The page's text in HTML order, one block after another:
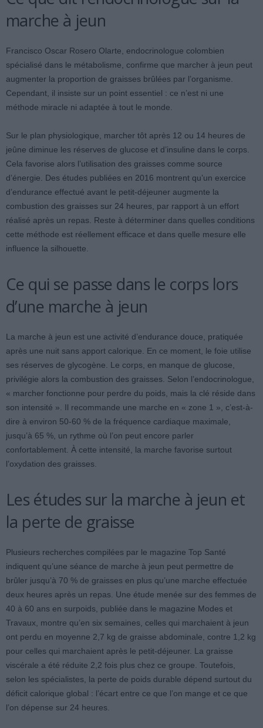
marche à jeun
Francisco Oscar Rosero Olarte, endocrinologue colombien
spécialisé dans le métabolisme, confirme que marcher à jeun peut
augmenter la proportion de graisses brûlées par l’organisme.
Cependant, il insiste sur un point essentiel : ce n’est ni une
méthode miracle ni adaptée à tout le monde.
Sur le plan physiologique, marcher tôt après 12 ou 14 heures de
jeûne diminue les réserves de glucose et d’insuline dans le corps.
Cela favorise alors l’utilisation des graisses comme source
d’énergie. Des études publiées en 2016 montrent qu’un exercice
d’endurance effectué avant le petit-déjeuner augmente la
combustion des graisses sur 24 heures, par rapport à un effort
réalisé après un repas. Reste à déterminer dans quelles conditions
cette méthode est réellement efficace et dans quelle mesure elle
influence la silhouette.
Ce qui se passe dans le corps lors
d’une marche à jeun
La marche à jeun est une activité d’endurance douce, pratiquée
après une nuit sans apport calorique. En ce moment, le foie utilise
ses réserves de glycogène. Le corps, en manque de glucose,
privilégie alors la combustion des graisses. Selon l’endocrinologue,
« marcher fonctionne pour perdre du poids, mais la clé réside dans
son intensité ». Il recommande une marche en « zone 1 », c’est-à-
dire à environ 50-60 % de la fréquence cardiaque maximale,
jusqu’à 65 %, un rythme où l’on peut encore parler
confortablement. À cette intensité, la marche favorise surtout
l’oxydation des graisses.
Les études sur la marche à jeun et
la perte de graisse
Plusieurs recherches compilées par le magazine Top Santé
indiquent qu’une séance de marche à jeun peut permettre de
brûler jusqu’à 70 % de graisses en plus qu’une marche effectuée
deux heures après un repas. Une étude menée sur des femmes de
40 à 60 ans en surpoids, publiée dans le magazine Modes et
Travaux, montre qu’en six semaines, celles qui marchaient à jeun
ont perdu en moyenne 2,7 kg de graisse abdominale, contre 1,2 kg
pour celles qui marchaient après le petit-déjeuner. La graisse
viscérale a été réduite 2,2 fois plus chez ce groupe. Toutefois,
selon les spécialistes, la perte de poids durable dépend surtout du
déficit calorique global : l’écart entre ce que l’on mange et ce que
l’on dépense sur 24 heures.